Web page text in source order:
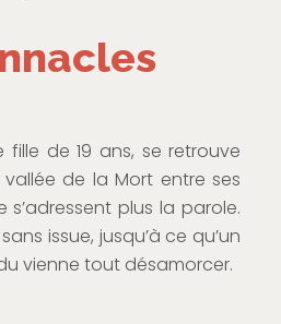
fille de 19 ans, se retrouve
de la Mort entre ses
plus la parole.
issue, jusqu’à ce qu’un
vienne tout désamorcer.